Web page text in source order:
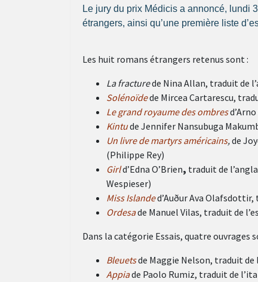
Le jury du prix Médicis a annoncé, lundi
étrangers, ainsi qu’une première liste
Les huit romans étrangers retenus sont :
La fracturede Nina Allan, traduit de
Solénoïdede Mircea Cartarescu,
Le grand royaume des ombres
Kintude Jennifer Nansubuga
Un livre de martyrs américains,de
(Philippe Rey)
Girld’Edna O’Brien, traduit de
Wespieser)
Miss Islanded’Auður Ava Olafsdottir,
Ordesade Manuel Vilas, traduit de
Dans la catégorie Essais, quatre ouvrages
Bleuetsde Maggie Nelson, traduit de
Appiade Paolo Rumiz, traduit de